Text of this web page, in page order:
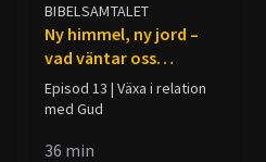
BIBELSAMTALET
Ny himmel, ny jord –
vad väntar oss
egentligen?
Episod 13 | Växa i relation
med Gud
36 min